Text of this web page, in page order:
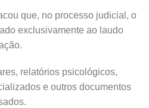
que, no processo judicial, o
exclusivamente ao laudo
relatórios psicológicos,
e outros documentos